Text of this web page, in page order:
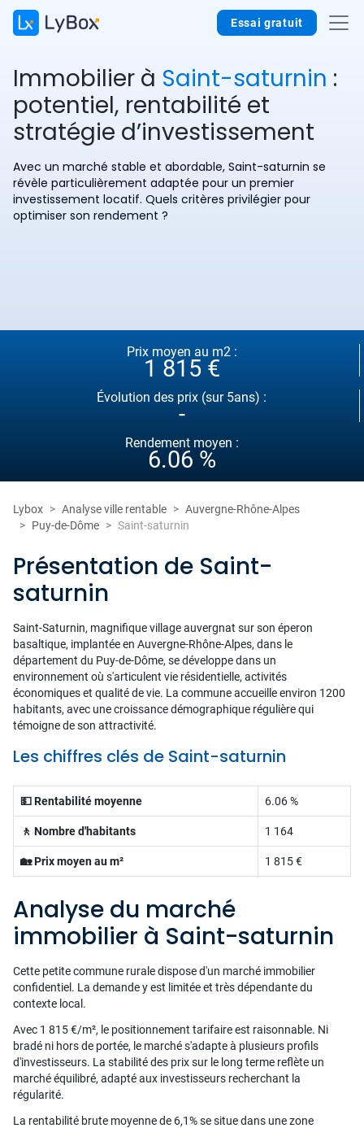
Essai gratuit
Immobilier à Saint-saturnin :
potentiel, rentabilité et
stratégie d’investissement
Avec un marché stable et abordable, Saint-saturnin se
révèle particulièrement adaptée pour un premier
investissement locatif. Quels critères privilégier pour
optimiser son rendement ?
Prix moyen au m2 :
1 815 €
Évolution des prix (sur 5ans) :
-
Rendement moyen :
6.06 %
Lybox Analyse ville rentable
Auvergne-Rhône-Alpes
Puy-de-Dôme
Saint-saturnin
Présentation de Saint-
saturnin
Saint-Saturnin, magnifique village auvergnat sur son éperon
basaltique, implantée en Auvergne-Rhône-Alpes, dans le
département du Puy-de-Dôme, se développe dans un
environnement où s'articulent vie résidentielle, activités
économiques et qualité de vie. La commune accueille environ 1200
habitants, avec une croissance démographique régulière qui
témoigne de son attractivité.
Les chiffres clés de Saint-saturnin
💵 Rentabilité moyenne 6.06 %
🚶 Nombre d'habitants 1 164
🏡 Prix moyen au m² 1 815 €
Analyse du marché
immobilier à Saint-saturnin
Cette petite commune rurale dispose d'un marché immobilier
confidentiel. La demande y est limitée et très dépendante du
contexte local.
Avec 1 815 €/m², le positionnement tarifaire est raisonnable. Ni
bradé ni hors de portée, le marché s'adapte à plusieurs profils
d'investisseurs. La stabilité des prix sur le long terme reflète un
marché équilibré, adapté aux investisseurs recherchant la
régularité.
La rentabilité brute moyenne de 6,1% se situe dans une zone